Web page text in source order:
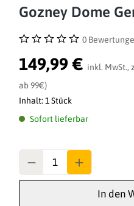
Gozney Dome
Durchschnittliche
0
149,99 € inkl. MwSt.,
ab 99€)
Inhalt:1 Stück
Sofort lieferbar
In den